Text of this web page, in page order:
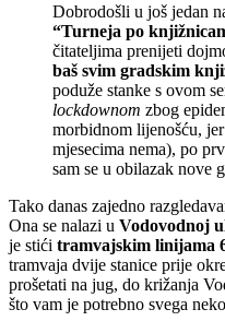
Dobrodošli u još jedan
“Turneja po
čitateljima prenijeti
baš svim gradskim
poduže stanke s ovom
lockdownom zbog
morbidnom lijenošću, jer
mjesecima nema), po
sam se u obilazak nove
Tako danas zajedno
Ona se nalazi u Vodovodnoj
je stići tramvajskim linijama
tramvaja dvije stanice prije
prošetati na jug, do križanja
što vam je potrebno svega